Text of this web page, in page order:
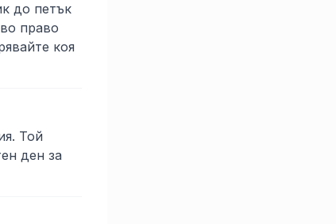
до петък
право
коя
Той
ден за